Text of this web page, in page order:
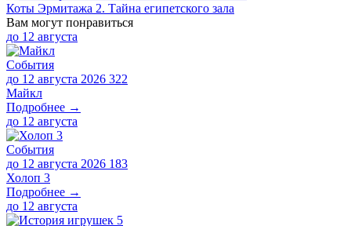
Коты Эрмитажа 2. Тайна египетского зала
Вам могут понравиться
до 12 августа
События
до 12 августа 2026 322
Майкл
Подробнее →
до 12 августа
События
до 12 августа 2026 183
Холоп 3
Подробнее →
до 12 августа